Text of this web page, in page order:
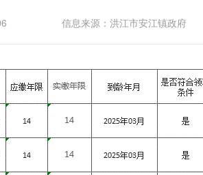
信息来源：洪江市安江镇政府